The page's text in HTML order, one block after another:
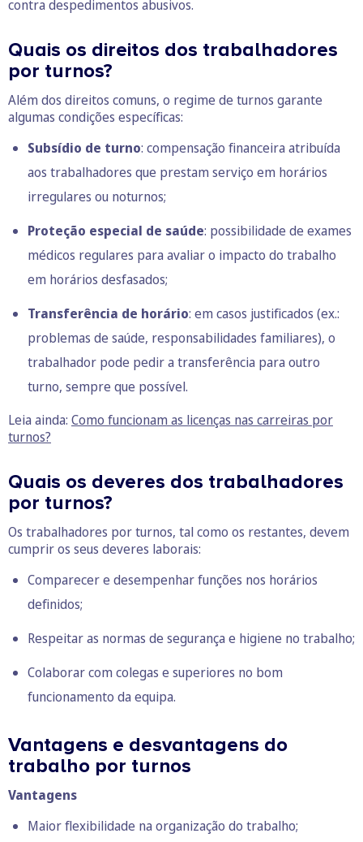
contra despedimentos abusivos.
Quais os direitos dos trabalhadores
por turnos?
Além dos direitos comuns, o regime de turnos garante
algumas condições específicas:
Subsídio de turno: compensação financeira atribuída
aos trabalhadores que prestam serviço em horários
irregulares ou noturnos;
Proteção especial de saúde: possibilidade de exames
médicos regulares para avaliar o impacto do trabalho
em horários desfasados;
Transferência de horário: em casos justificados (ex.:
problemas de saúde, responsabilidades familiares), o
trabalhador pode pedir a transferência para outro
turno, sempre que possível.
Leia ainda: Como funcionam as licenças nas carreiras por
turnos?
Quais os deveres dos trabalhadores
por turnos?
Os trabalhadores por turnos, tal como os restantes, devem
cumprir os seus deveres laborais:
Comparecer e desempenhar funções nos horários
definidos;
Respeitar as normas de segurança e higiene no trabalho;
Colaborar com colegas e superiores no bom
funcionamento da equipa.
Vantagens e desvantagens do
trabalho por turnos
Vantagens
Maior flexibilidade na organização do trabalho;